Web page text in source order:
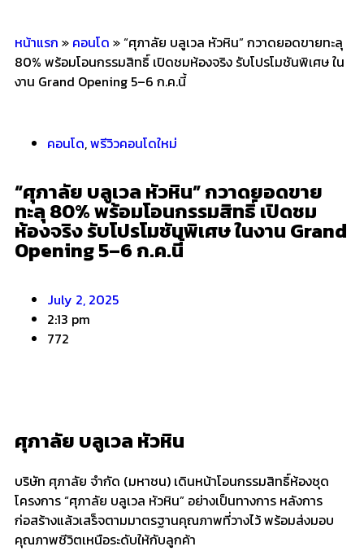
หน้าแรก » คอนโด »“ศุภาลัย บลูเวล หัวหิน” กวาดยอดขายทะลุ
80% พร้อมโอนกรรมสิทธิ์ เปิดชมห้องจริง รับโปรโมชันพิเศษ ใน
งาน Grand Opening 5–6 ก.ค.นี้
คอนโด,พรีวิวคอนโดใหม่
“ศุภาลัย บลูเวล หัวหิน” กวาดยอดขาย
ทะลุ 80% พร้อมโอนกรรมสิทธิ์ เปิดชม
ห้องจริง รับโปรโมชันพิเศษ ในงาน Grand
Opening 5–6 ก.ค.นี้
July 2, 2025
2:13 pm
772
ศุภาลัย บลูเวล หัวหิน
บริษัท ศุภาลัย จำกัด (มหาชน) เดินหน้าโอนกรรมสิทธิ์ห้องชุด
โครงการ “ศุภาลัย บลูเวล หัวหิน” อย่างเป็นทางการ หลังการ
ก่อสร้างแล้วเสร็จตามมาตรฐานคุณภาพที่วางไว้ พร้อมส่งมอบ
คุณภาพชีวิตเหนือระดับให้กับลูกค้า